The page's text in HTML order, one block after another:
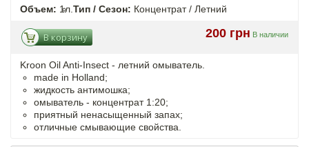
Объем: 1л. Тип / Сезон: Концентрат / Летний
200 грн В наличии
В корзину
Kroon Oil Anti-Insect - летний омыватель.
made in Holland;
жидкость антимошка;
омыватель - концентрат 1:20;
приятный ненасыщенный запах;
отличные смывающие свойства.